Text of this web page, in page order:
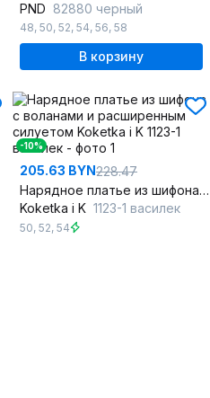
PND 82880 черный
48, 50, 52, 54, 56, 58
В корзину
-10%
205.63 BYN228.47
Нарядное платье из шифона с воланами и расширенным силуетом
Koketka i K 1123-1 василек
50, 52, 54